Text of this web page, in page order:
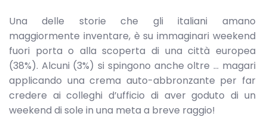
Una delle storie che gli italiani amano
maggiormente inventare, è su immaginari weekend
fuori porta o alla scoperta di una città europea
(38%). Alcuni (3%) si spingono anche oltre … magari
applicando una crema auto-abbronzante per far
credere ai colleghi d’ufficio di aver goduto di un
weekend di sole in una meta a breve raggio!